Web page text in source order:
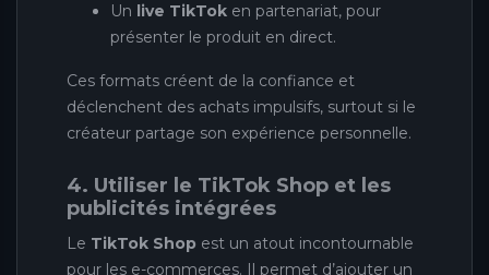
Un live TikTok en partenariat, pour
présenter le produit en direct.
Ces formats créent de la confiance et
déclenchent des achats impulsifs, surtout si le
créateur partage son expérience personnelle.
4. Utiliser le TikTok Shop et les
publicités intégrées
Le TikTok Shop est un atout incontournable
pour les e-commerces. Il permet d’ajouter un